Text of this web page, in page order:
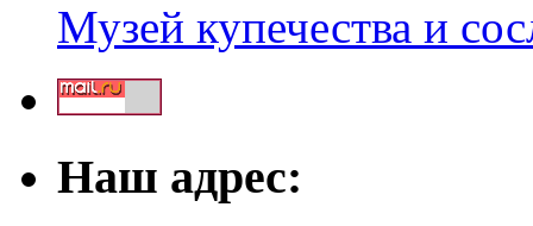
Музей купечества и
Наш адрес: